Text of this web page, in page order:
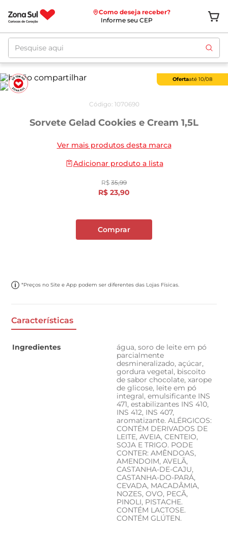
Como deseja receber?
Informe seu CEP
Pesquise aqui
Ofertaaté 10/08
Código: 1070690
Sorvete Gelad Cookies e Cream 1,5L
Ver mais produtos desta marca
Adicionar produto a lista
R$ 35,99
R$ 23,90
Comprar
*Preços no Site e App podem ser diferentes das Lojas Físicas.
Características
Ingredientes
água, soro de leite em pó
parcialmente
desmineralizado, açúcar,
gordura vegetal, biscoito
de sabor chocolate, xarope
de glicose, leite em pó
integral, emulsificante INS
471, estabilizantes INS 410,
INS 412, INS 407,
aromatizante. ALÉRGICOS:
CONTÉM DERIVADOS DE
LEITE, AVEIA, CENTEIO,
SOJA E TRIGO. PODE
CONTER: AMÊNDOAS,
AMENDOIM, AVELÃ,
CASTANHA-DE-CAJU,
CASTANHA-DO-PARÁ,
CEVADA, MACADÂMIA,
NOZES, OVO, PECÃ,
PINOLI, PISTACHE.
CONTÉM LACTOSE.
CONTÉM GLÚTEN.